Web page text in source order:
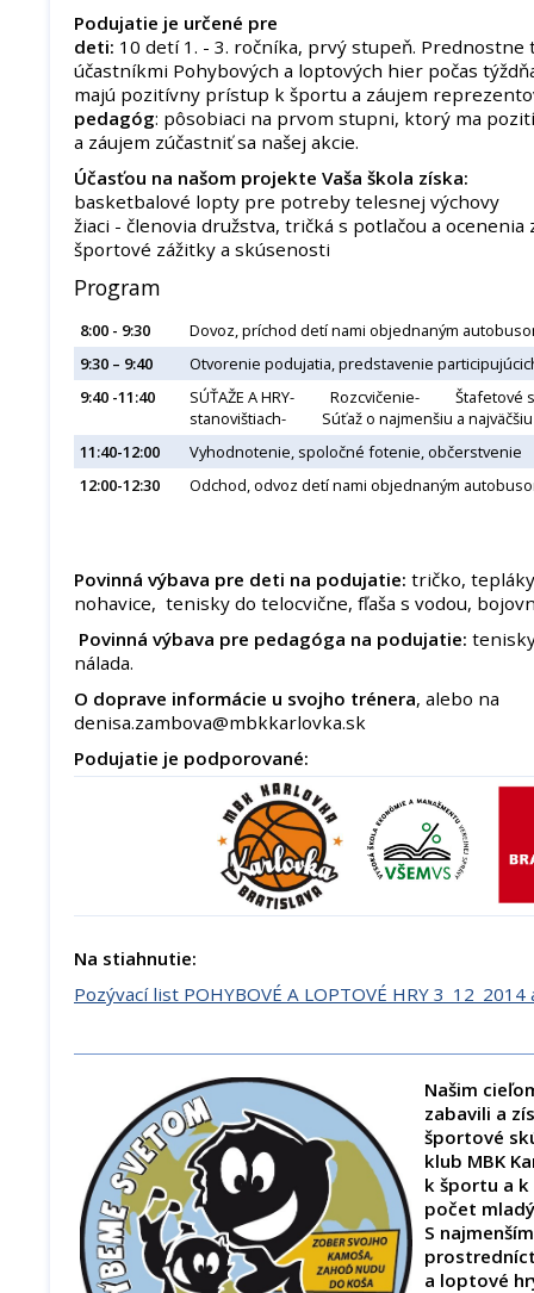
Podujatie je určené pre
deti: 10 detí 1. - 3. ročníka, prvý stupeň.
účastníkmi Pohybových a loptových hier počas
majú pozitívny prístup k športu a záujem
pedagóg: pôsobiaci na prvom stupni, ktorý ma
a záujem zúčastniť sa našej akcie.
Účasťou na našom projekte Vaša škola získa:
basketbalové lopty pre potreby telesnej výchovy
žiaci - členovia družstva, tričká s potlačou a
športové zážitky a skúsenosti
Program
8:00 - 9:30
Dovoz, príchod detí nami objednaným
9:30 – 9:40
Otvorenie podujatia, predstavenie
9:40 -11:40
SÚŤAŽE A HRY- Rozcvičenie-
stanovištiach- Súťaž o najmenšiu a
11:40-12:00
Vyhodnotenie, spoločné fotenie, občerstvenie
12:00-12:30
Odchod, odvoz detí nami objednaným
Povinná výbava pre deti na podujatie: tričko,
nohavice, tenisky do telocvične, fľaša s vodou,
Povinná výbava pre pedagóga na podujatie:
nálada.
O doprave informácie u svojho trénera, alebo na
denisa.zambova@mbkkarlovka.sk
Podujatie je podporované:
Na stiahnutie:
Pozývací list POHYBOVÉ A LOPTOVÉ HRY
Našim
zabavili a
športové
klub MBK
k športu a
počet
S
a loptové